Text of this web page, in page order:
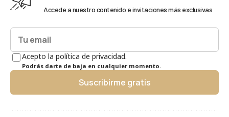
Accede a nuestro contenido e invitaciones más exclusivas.
Acepto la política de privacidad.
Podrás darte de baja en cualquier momento.
Suscribirme gratis